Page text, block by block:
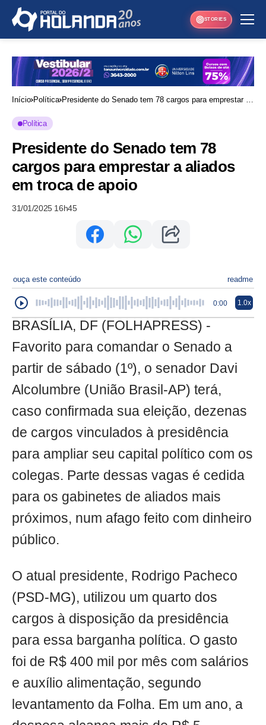
STORIES
Início Política Presidente do Senado tem 78 cargos para emprestar a
Política
Presidente do Senado tem 78
cargos para emprestar a aliados
em troca de apoio
31/01/2025 16h45
ouça este conteúdo readme
0:00 1.0x
BRASÍLIA, DF (FOLHAPRESS) -
Favorito para comandar o Senado a
partir de sábado (1º), o senador Davi
Alcolumbre (União Brasil-AP) terá,
caso confirmada sua eleição, dezenas
de cargos vinculados à presidência
para ampliar seu capital político com os
colegas. Parte dessas vagas é cedida
para os gabinetes de aliados mais
próximos, num afago feito com dinheiro
público.
O atual presidente, Rodrigo Pacheco
(PSD-MG), utilizou um quarto dos
cargos à disposição da presidência
para essa barganha política. O gasto
foi de R$ 400 mil por mês com salários
e auxílio alimentação, segundo
levantamento da Folha. Em um ano, a